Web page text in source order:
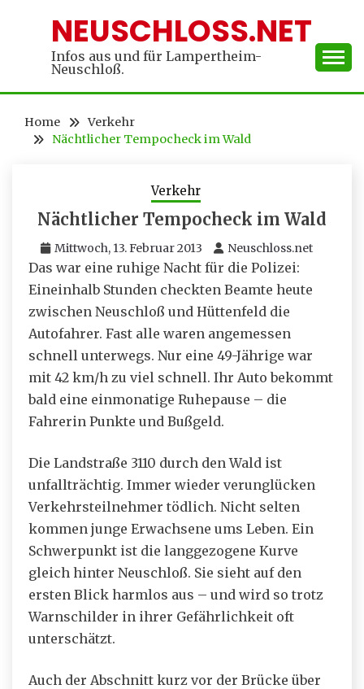
NEUSCHLOSS.NET
Infos aus und für Lampertheim-
Neuschloß.
Home
Verkehr
Nächtlicher Tempocheck im Wald
Verkehr
Nächtlicher Tempocheck im Wald
Mittwoch, 13. Februar 2013 Neuschloss.net
Das war eine ruhige Nacht für die Polizei:
Eineinhalb Stunden checkten Beamte heute
zwischen Neuschloß und Hüttenfeld die
Autofahrer. Fast alle waren angemessen
schnell unterwegs. Nur eine 49-Jährige war
mit 42 km/h zu viel schnell. Ihr Auto bekommt
bald eine einmonatige Ruhepause – die
Fahrerin Punkte und Bußgeld.
Die Landstraße 3110 durch den Wald ist
unfallträchtig. Immer wieder verunglücken
Verkehrsteilnehmer tödlich. Nicht selten
kommen junge Erwachsene ums Leben. Ein
Schwerpunkt ist die langgezogene Kurve
gleich hinter Neuschloß. Sie sieht auf den
ersten Blick harmlos aus – und wird so trotz
Warnschilder in ihrer Gefährlichkeit oft
unterschätzt.
Auch der Abschnitt kurz vor der Brücke über